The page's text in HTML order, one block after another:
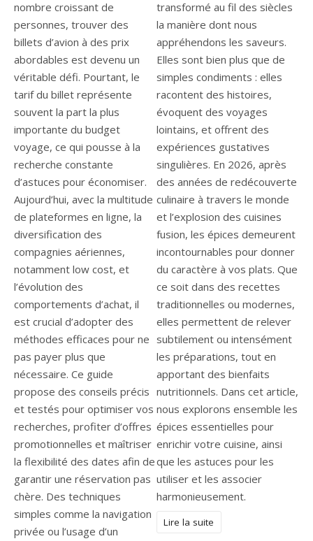
nombre croissant de
personnes, trouver des
billets d’avion à des prix
abordables est devenu un
véritable défi. Pourtant, le
tarif du billet représente
souvent la part la plus
importante du budget
voyage, ce qui pousse à la
recherche constante
d’astuces pour économiser.
Aujourd’hui, avec la multitude
de plateformes en ligne, la
diversification des
compagnies aériennes,
notamment low cost, et
l’évolution des
comportements d’achat, il
est crucial d’adopter des
méthodes efficaces pour ne
pas payer plus que
nécessaire. Ce guide
propose des conseils précis
et testés pour optimiser vos
recherches, profiter d’offres
promotionnelles et maîtriser
la flexibilité des dates afin de
garantir une réservation pas
chère. Des techniques
simples comme la navigation
privée ou l’usage d’un
transformé au fil des siècles
la manière dont nous
appréhendons les saveurs.
Elles sont bien plus que de
simples condiments : elles
racontent des histoires,
évoquent des voyages
lointains, et offrent des
expériences gustatives
singulières. En 2026, après
des années de redécouverte
culinaire à travers le monde
et l’explosion des cuisines
fusion, les épices demeurent
incontournables pour donner
du caractère à vos plats. Que
ce soit dans des recettes
traditionnelles ou modernes,
elles permettent de relever
subtilement ou intensément
les préparations, tout en
apportant des bienfaits
nutritionnels. Dans cet article,
nous explorons ensemble les
épices essentielles pour
enrichir votre cuisine, ainsi
que les astuces pour les
utiliser et les associer
harmonieusement.
Lire la suite